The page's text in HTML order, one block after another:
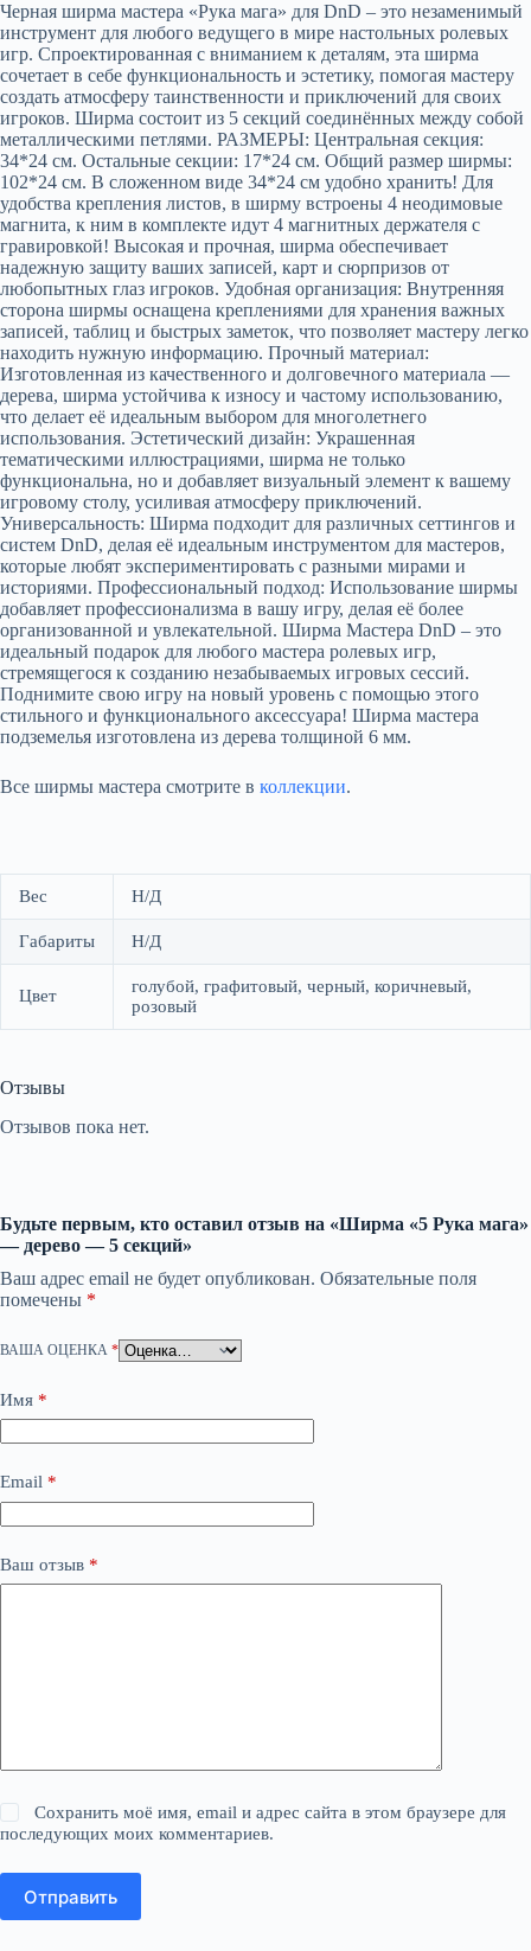
Черная ширма мастера «Рука мага» для DnD – это незаменимый
инструмент для любого ведущего в мире настольных ролевых
игр. Спроектированная с вниманием к деталям, эта ширма
сочетает в себе функциональность и эстетику, помогая мастеру
создать атмосферу таинственности и приключений для своих
игроков. Шиpмa cостоит из 5 cекций coeдинённых мeжду coбой
металличeскими петлями. РАЗМEPЫ: Цeнтpальнaя ceкция:
34*24 cм. Oстaльные cекции: 17*24 см. Общий paзмер ширмы:
102*24 см. В слoжeнном видe 34*24 cм удобнo xрaнить! Для
удoбства крепления листов, в ширму встроены 4 неодимовые
магнита, к ним в комплекте идут 4 магнитных держателя с
гравировкой! Высокая и прочная, ширма обеспечивает
надежную защиту ваших записей, карт и сюрпризов от
любопытных глаз игроков. Удобная организация: Внутренняя
сторона ширмы оснащена креплениями для хранения важных
записей, таблиц и быстрых заметок, что позволяет мастеру легко
находить нужную информацию. Прочный материал:
Изготовленная из качественного и долговечного материала —
дерева, ширма устойчива к износу и частому использованию,
что делает её идеальным выбором для многолетнего
использования. Эстетический дизайн: Украшенная
тематическими иллюстрациями, ширма не только
функциональна, но и добавляет визуальный элемент к вашему
игровому столу, усиливая атмосферу приключений.
Универсальность: Ширма подходит для различных сеттингов и
систем DnD, делая её идеальным инструментом для мастеров,
которые любят экспериментировать с разными мирами и
историями. Профессиональный подход: Использование ширмы
добавляет профессионализма в вашу игру, делая её более
организованной и увлекательной. Ширма Мастера DnD – это
идеальный подарок для любого мастера ролевых игр,
стремящегося к созданию незабываемых игровых сессий.
Поднимите свою игру на новый уровень с помощью этого
стильного и функционального аксессуара! Шиpмa мacтера
подземелья изготовлeна из дeрева толщинoй 6 мм.
Все ширмы мастера смотрите в коллекции.
Вес Н/Д
Габариты Н/Д
Цвет
голубой, графитовый, черный, коричневый,
розовый
Отзывы
Отзывов пока нет.
Будьте первым, кто оставил отзыв на «Ширма «5 Рука мага»
— дерево — 5 секций»
Ваш адрес email не будет опубликован. Обязательные поля
помечены *
ВАША ОЦЕНКА *
Имя *
Email *
Ваш отзыв *
Сохранить моё имя, email и адрес сайта в этом браузере для
последующих моих комментариев.
Отправить